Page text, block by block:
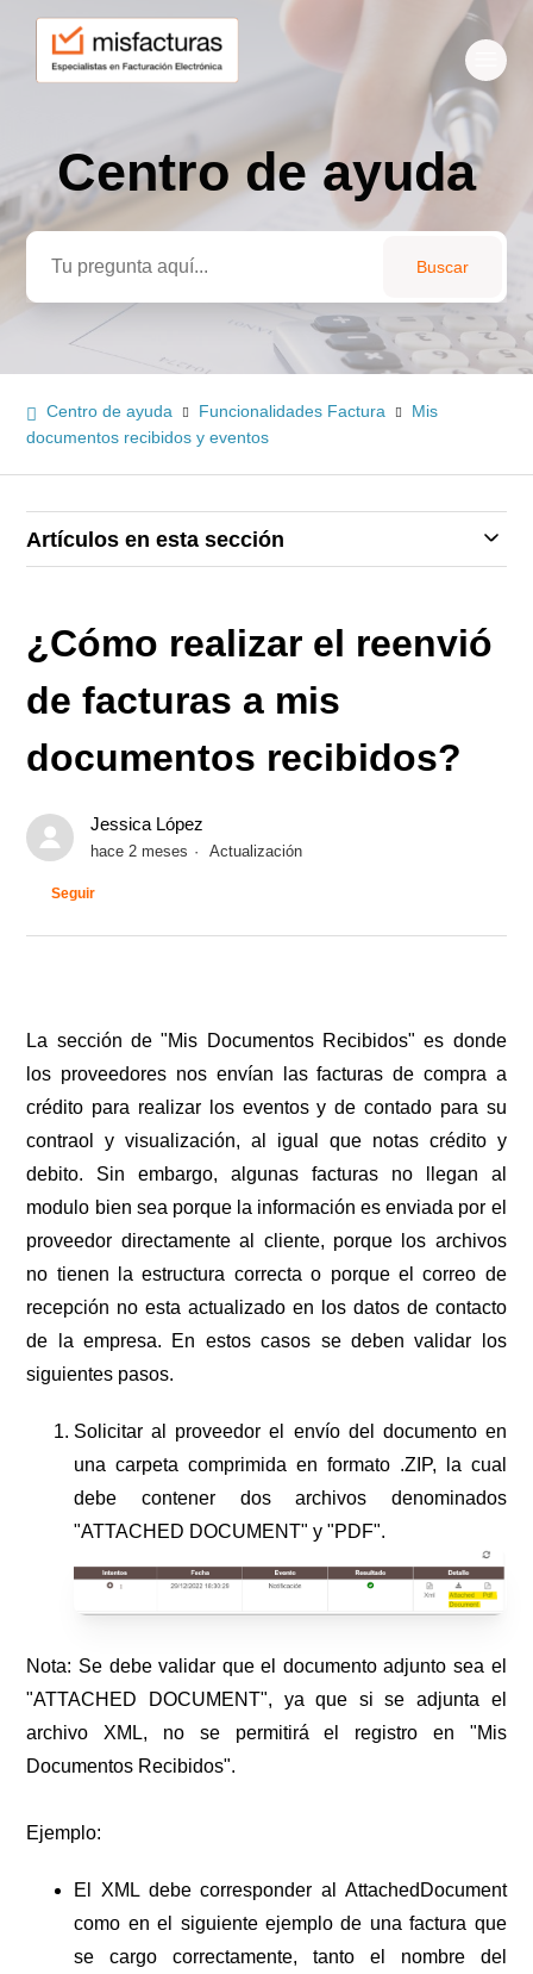
Búsqueda
Centro de ayuda
Centro de ayuda Funcionalidades Factura
Mis
documentos recibidos y eventos
Artículos en esta sección
¿Cómo realizar el reenvió
de facturas a mis
documentos recibidos?
Jessica López
hace 2 meses Actualización
Seguir
La sección de "Mis Documentos Recibidos" es donde
los proveedores nos envían las facturas de compra a
crédito para realizar los eventos y de contado para su
contraol y visualización, al igual que notas crédito y
debito. Sin embargo, algunas facturas no llegan al
modulo bien sea porque la información es enviada por el
proveedor directamente al cliente, porque los archivos
no tienen la estructura correcta o porque el correo de
recepción no esta actualizado en los datos de contacto
de la empresa. En estos casos se deben validar los
siguientes pasos.
Solicitar al proveedor el envío del documento en
una carpeta comprimida en formato .ZIP, la cual
debe contener dos archivos denominados
"ATTACHED DOCUMENT" y "PDF".
Nota: Se debe validar que el documento adjunto sea el
"ATTACHED DOCUMENT", ya que si se adjunta el
archivo XML, no se permitirá el registro en "Mis
Documentos Recibidos".
Ejemplo:
El XML debe corresponder al AttachedDocument
como en el siguiente ejemplo de una factura que
se cargo correctamente, tanto el nombre del